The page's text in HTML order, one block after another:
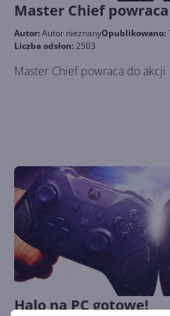
Master Chief
Autor:Autor nieznanyOpublikowano:
Liczba odsłon:2503
Master Chief powraca do akcji
Halo na PC gotowe!